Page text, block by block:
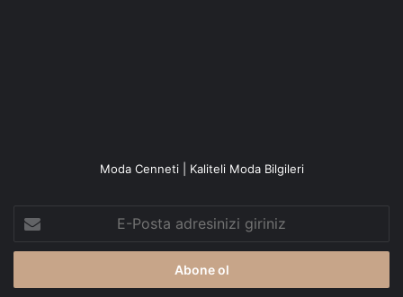
Moda Cenneti | Kaliteli Moda Bilgileri
Posta
adresinizi